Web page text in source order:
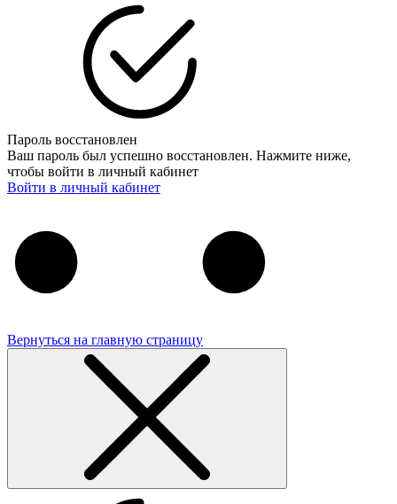
Пароль восстановлен
Ваш пароль был успешно восстановлен. Нажмите ниже,
чтобы войти в личный кабинет
Войти в личный кабинет
Вернуться на главную страницу